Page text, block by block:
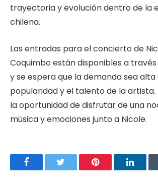
trayectoria y evolución dentro de la
chilena.
Las entradas para el concierto de
Coquimbo están disponibles a
y se espera que la demanda sea
popularidad y el talento de la artista.
la oportunidad de disfrutar de una
música y emociones junto a Nicole.
Facebook Pinterest